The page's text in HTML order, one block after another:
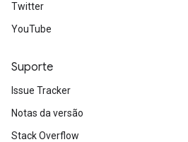
Twitter
YouTube
Suporte
Issue Tracker
Notas da versão
Stack Overflow